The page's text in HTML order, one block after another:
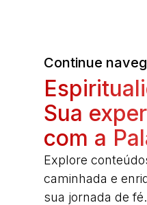
Continue
Sua
com a
Explore
caminhada e
sua jornada de fé.